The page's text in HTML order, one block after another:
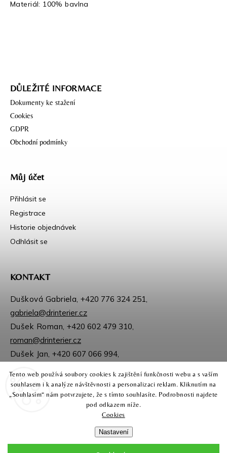
Tento web používá soubory cookies k zajištění funkčnosti webu a s vaším
souhlasem i k analýze návštěvnosti a personalizaci reklam. Kliknutím na
„Souhlasím“ nám potvrzujete, že s tímto souhlasíte. Podrobnosti najdete
pod odkazem níže.
Cookies
Nastavení
Materiál: 100% bavlna
DŮLEŽITÉ INFORMACE
Dokumenty ke stažení
Cookies
GDPR
Obchodní podmínky
Můj účet
Přihlásit se
Registrace
Historie objednávek
Odhlásit se
KONTAKT
Dušková Gabriela,+420 776 324 251,
gabriela@drinterier.cz
Dušek Roman,+420 602 479 310,
roman@drinterier.cz
Dušek Jan,+420 607 066 994,
Sledujte nás na Facebooku
Instagram